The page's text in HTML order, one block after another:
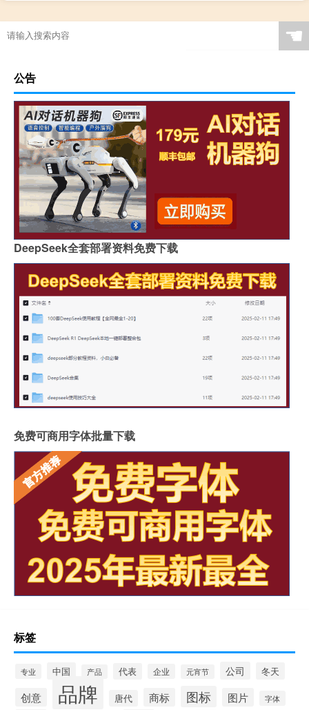
☚
公告
DeepSeek全套部署资料免费下载
免费可商用字体批量下载
标签
专业 中国 产品 代表 企业 元宵节 公司 冬天
创意 品牌 唐代 商标 图标 图片 字体